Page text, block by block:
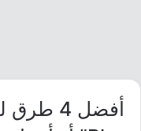
أفضل 4